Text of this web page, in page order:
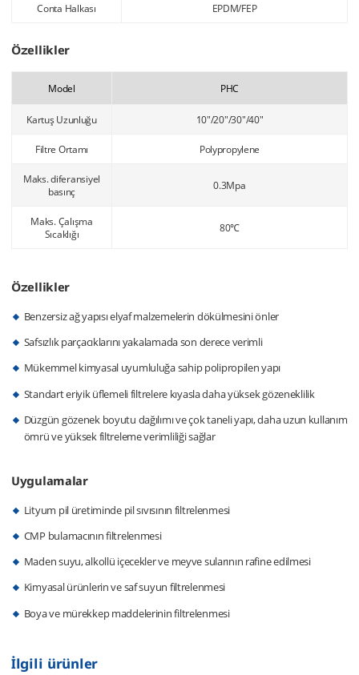
Conta Halkası EPDM/FEP
Özellikler
Model PHC
Kartuş Uzunluğu 10"/20"/30"/40"
Filtre Ortamı Polypropylene
Maks. diferansiyel
basınç
0.3Mpa
Maks. Çalışma
Sıcaklığı
80℃
Özellikler
Benzersiz ağ yapısı elyaf malzemelerin dökülmesini önler
Safsızlık parçacıklarını yakalamada son derece verimli
Mükemmel kimyasal uyumluluğa sahip polipropilen yapı
Standart eriyik üflemeli filtrelere kıyasla daha yüksek gözeneklilik
Düzgün gözenek boyutu dağılımı ve çok taneli yapı, daha uzun kullanım
ömrü ve yüksek filtreleme verimliliği sağlar
Uygulamalar
Lityum pil üretiminde pil sıvısının filtrelenmesi
CMP bulamacının filtrelenmesi
Maden suyu, alkollü içecekler ve meyve sularının rafine edilmesi
Kimyasal ürünlerin ve saf suyun filtrelenmesi
Boya ve mürekkep maddelerinin filtrelenmesi
İlgili ürünler